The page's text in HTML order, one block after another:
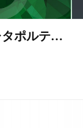
タポルテ…